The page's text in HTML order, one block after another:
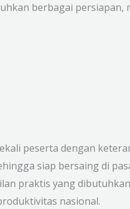
berbagai persiapan,
peserta dengan
siap bersaing di
praktis yang
nasional.